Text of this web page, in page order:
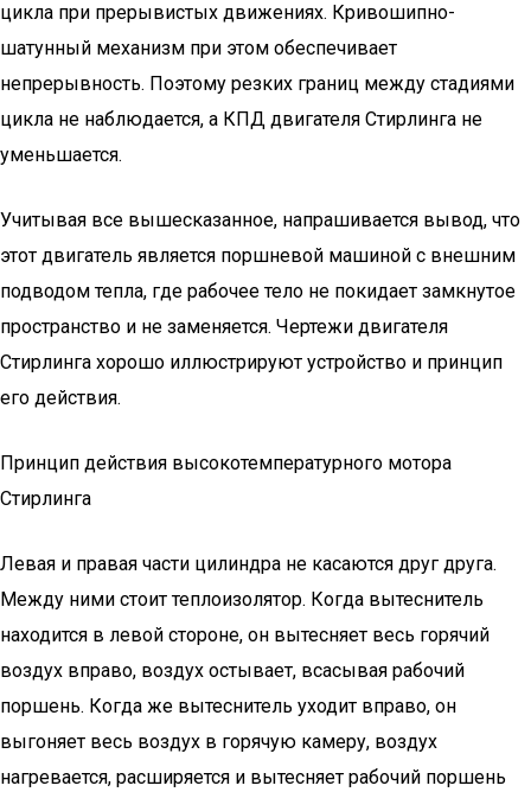
цикла при прерывистых движениях. Кривошипно-
шатунный механизм при этом обеспечивает
непрерывность. Поэтому резких границ между стадиями
цикла не наблюдается, а КПД двигателя Стирлинга не
уменьшается.
Учитывая все вышесказанное, напрашивается вывод, что
этот двигатель является поршневой машиной с внешним
подводом тепла, где рабочее тело не покидает замкнутое
пространство и не заменяется. Чертежи двигателя
Стирлинга хорошо иллюстрируют устройство и принцип
его действия.
Принцип действия высокотемпературного мотора
Стирлинга
Левая и правая части цилиндра не касаются друг друга.
Между ними стоит теплоизолятор. Когда вытеснитель
находится в левой стороне, он вытесняет весь горячий
воздух вправо, воздух остывает, всасывая рабочий
поршень. Когда же вытеснитель уходит вправо, он
выгоняет весь воздух в горячую камеру, воздух
нагревается, расширяется и вытесняет рабочий поршень